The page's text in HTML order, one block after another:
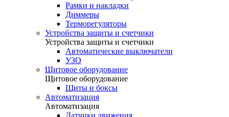
Рамки и накладки
Диммеры
Терморегуляторы
Устройства защиты и счетчики
Устройства защиты и счетчики
Автоматические выключатели
УЗО
Щитовое оборудование
Щитовое оборудование
Щиты и боксы
Автоматизация
Автоматизация
Датчики движения